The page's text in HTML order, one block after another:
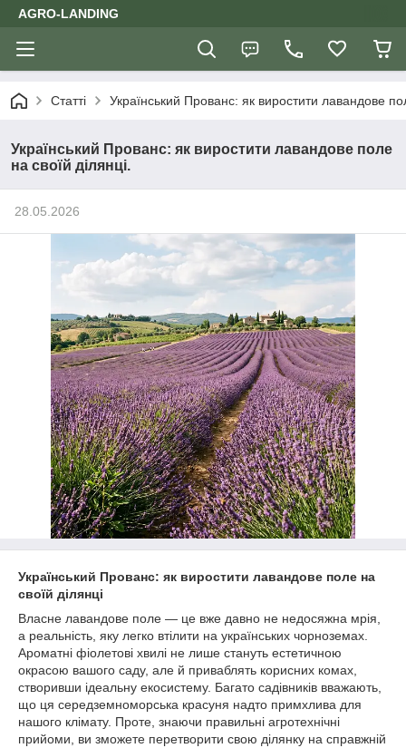
AGRO-LANDING
Статті Український Прованс: як виростити лавандове
Український Прованс: як виростити лавандове поле
на своїй ділянці.
28.05.2026
Український Прованс: як виростити лавандове поле на
своїй ділянці
Власне лавандове поле — це вже давно не недосяжна мрія,
а реальність, яку легко втілити на українських чорноземах.
Ароматні фіолетові хвилі не лише стануть естетичною
окрасою вашого саду, але й приваблять корисних комах,
створивши ідеальну екосистему. Багато садівників вважають,
що ця середземноморська красуня надто примхлива для
нашого клімату. Проте, знаючи правильні агротехнічні
прийоми, ви зможете перетворити свою ділянку на справжній